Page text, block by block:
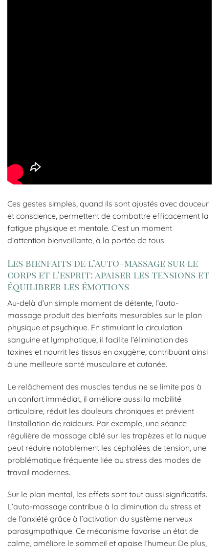
Ces gestes simples, quand ils sont ajustés avec douceur
et conscience, permettent de combattre efficacement la
fatigue physique et mentale. C’est un moment
d’attention bienveillante, à la portée de tous.
Les bienfaits de l’auto-massage sur le
corps et l’esprit: apaiser les tensions et
équilibrer les émotions
Au-delà d’un simple moment de détente, l’auto-
massage produit des bienfaits mesurables sur le plan
physique et psychique. En stimulant la circulation
sanguine et lymphatique, il facilite l’élimination des
toxines et nourrit les tissus en oxygène, contribuant ainsi
à une meilleure santé musculaire et cutanée.
Le relâchement des muscles tendus ne se limite pas à
un confort immédiat, il améliore aussi la mobilité
articulaire, réduit les douleurs chroniques et prévient
l’installation de raideurs. Par exemple, une séance
régulière de massage ciblé sur les trapèzes et la nuque
peut réduire notablement les céphalées de tension, une
problématique fréquente liée au stress des modes de
travail modernes.
Sur le plan mental, les effets sont tout aussi significatifs.
L’auto-massage contribue à la diminution du stress et
de l’anxiété grâce à l’activation du système nerveux
parasympathique. Ce mécanisme favorise un état de
calme, améliore le sommeil et apaise l’humeur. De plus,